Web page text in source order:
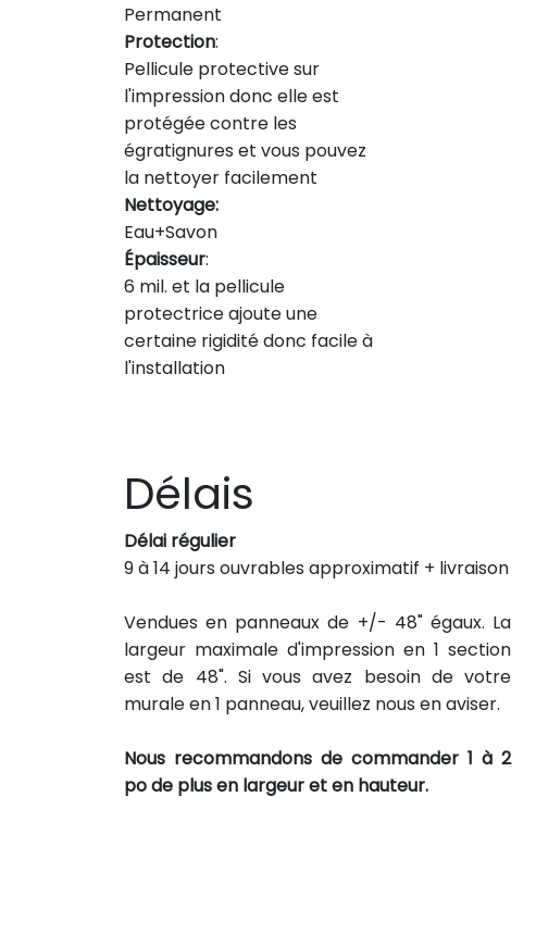
Permanent
Protection:
Pellicule protective sur
l'impression donc elle est
protégée contre les
égratignures et vous pouvez
la nettoyer facilement
Nettoyage:
Eau+Savon
Épaisseur:
6 mil. et la pellicule
protectrice ajoute une
certaine rigidité donc facile à
l'installation
Délais
Délai régulier
9 à 14 jours ouvrables approximatif + livraison
Vendues en panneaux de +/- 48" égaux. La
largeur maximale d'impression en 1 section
est de 48". Si vous avez besoin de votre
murale en 1 panneau, veuillez nous en aviser.
Nous recommandons de commander 1 à 2
po de plus en largeur et en hauteur.